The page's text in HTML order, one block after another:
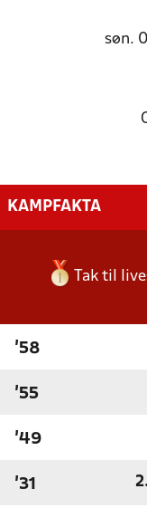
søn.
KAMPFAKTA
Tak til
'58
'55
'49
'31